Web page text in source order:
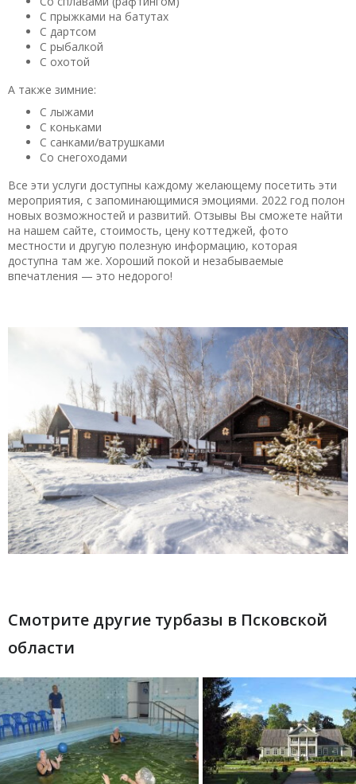
делать это чаще. Рекомендую здесь побывать всем
любителям природы, романтикам, людям с активным
образом жизни.
Илья о База отдыха «Алоль»
10.09.2019 в 07:00
Прекрасное место,великолепная природа,подъезд к базе
отличный. Прекрасно отдохнули.Замечательный лес!
Красивая река и озёра! Большой выбор блюд в столовой( и
всё вкусно и нормальные цены).Не навязчивый
сервис.Замечательно организованные экскурсии!
Полезный отзыв? Да(0) Нет(0)
09.08.2019 в 23:16
Тем кто любит спокойный отдых в средней полосе советую
посетить турбазу 'Алоль' в сосновом лесу на берегу
замечательного озера с рыбалкой, грибами, ягодами.
Рябчикова Галина
Полезный отзыв? Да (0) Нет(0)
С прыжками на батутах
С дартсом
С рыбалкой
С охотой
А также зимние:
С лыжами
С коньками
С санками/ватрушками
Со снегоходами
Все эти услуги доступны каждому желающему посетить эти
мероприятия, с запоминающимися эмоциями. 2022 год полон
новых возможностей и развитий. Отзывы Вы сможете найти
на нашем сайте, стоимость, цену коттеджей, фото
местности и другую полезную информацию, которая
доступна там же. Хороший покой и незабываемые
впечатления — это недорого!
Смотрите другие турбазы в Псковской
области